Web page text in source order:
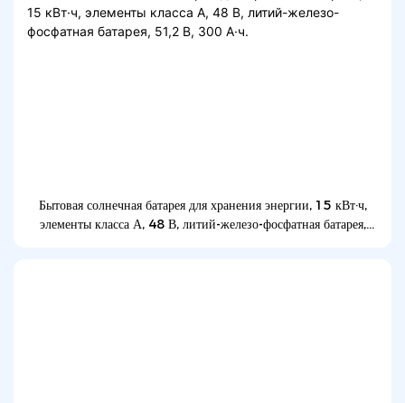
Бытовая солнечная батарея для хранения энергии, 15 кВт·ч,
элементы класса А, 48 В, литий-железо-фосфатная батарея,